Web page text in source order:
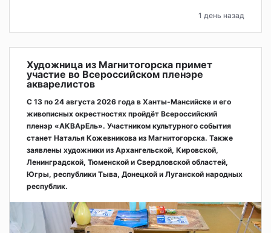
1 день назад
Художница из Магнитогорска примет
участие во Всероссийском пленэре
акварелистов
С 13 по 24 августа 2026 года в Ханты-Мансийске и его
живописных окрестностях пройдёт Всероссийский
пленэр «АКВАрЕль». Участником культурного события
станет Наталья Кожевникова из Магнитогорска. Также
заявлены художники из Архангельской, Кировской,
Ленинградской, Тюменской и Свердловской областей,
Югры, республики Тыва, Донецкой и Луганской народных
республик.